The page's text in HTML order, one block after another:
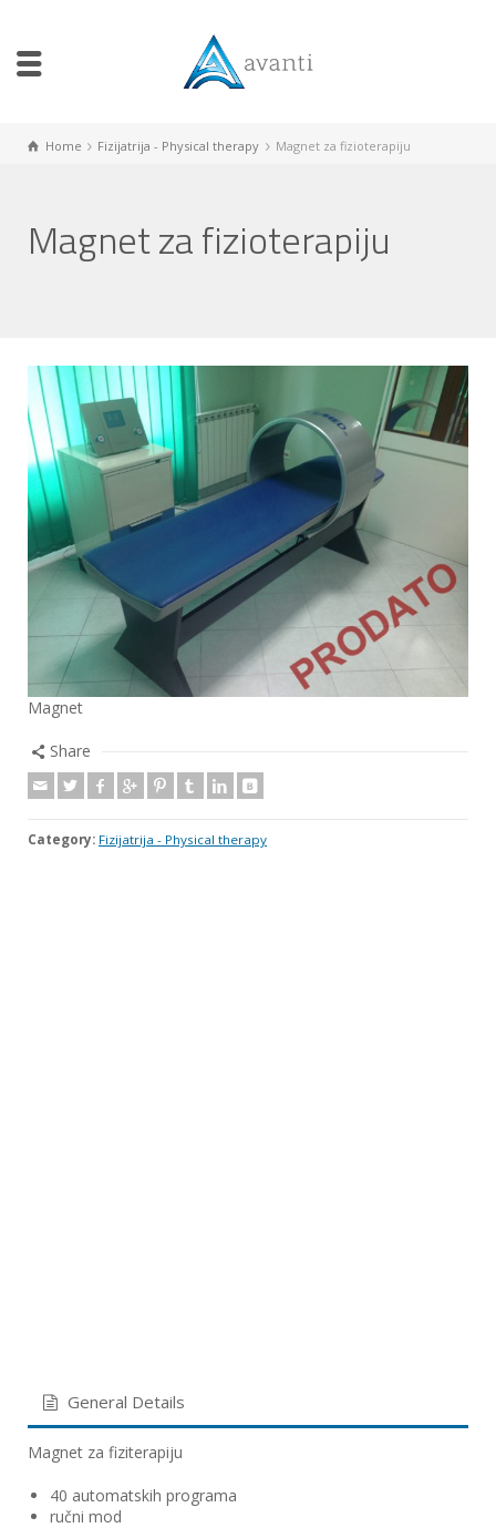
Home Fizijatrija - Physical therapy Magnet za fizioterapiju
Magnet za fizioterapiju
Magnet
Share
Category: Fizijatrija - Physical therapy
General Details
Magnet za fiziterapiju
40 automatskih programa
ručni mod